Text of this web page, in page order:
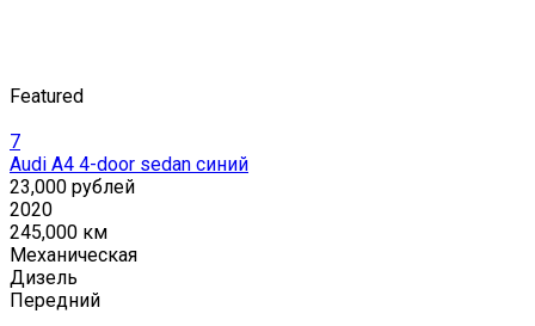
Featured
7
Audi A4 4-door sedan синий
23,000 рублей
2020
245,000 км
Механическая
Дизель
Передний